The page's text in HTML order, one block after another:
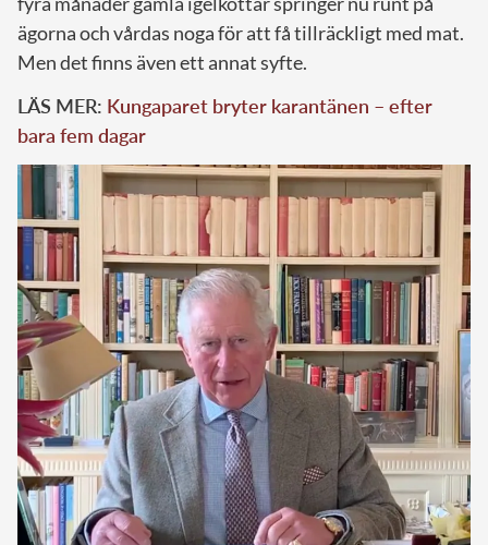
ägorna och vårdas noga för att få tillräckligt med mat.
Men det finns även ett annat syfte.
LÄS MER: Kungaparet bryter karantänen – efter
bara fem dagar